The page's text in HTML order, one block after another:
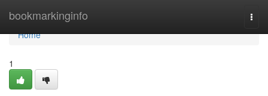
bookmarkinginfo
Home
Home
1